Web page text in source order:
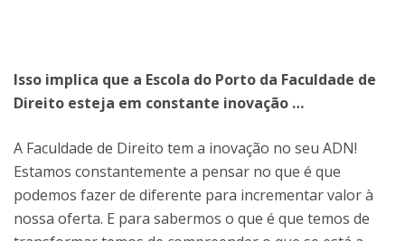
Isso implica que a Escola do Porto da Faculdade de
Direito esteja em constante inovação …
A Faculdade de Direito tem a inovação no seu ADN!
Estamos constantemente a pensar no que é que
podemos fazer de diferente para incrementar valor à
nossa oferta. E para sabermos o que é que temos de